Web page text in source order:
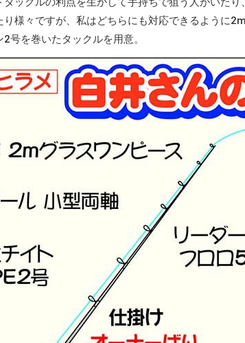
り様々ですが、私はどちらにも対応できるように
2号を巻いたタックルを用意。